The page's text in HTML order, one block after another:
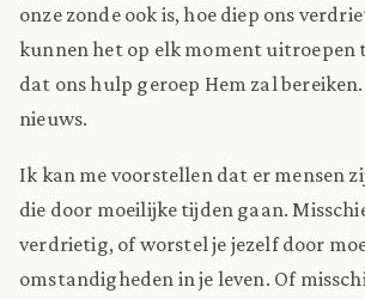
onze zonde ook is, hoe diep ons
kunnen het op elk moment uitroepen
dat ons hulp geroep Hem zal
nieuws.
Ik kan me voorstellen dat er mensen
die door moeilijke tijden gaan.
verdrietig, of worstel je jezelf door
omstandigheden in je leven. Of